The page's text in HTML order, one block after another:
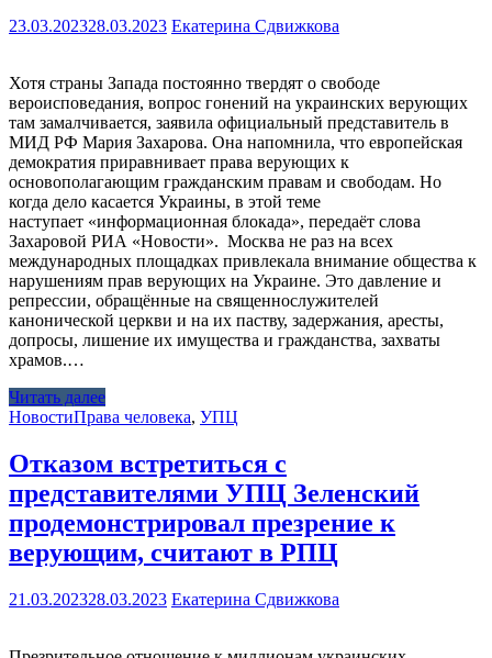
23.03.202328.03.2023 Екатерина Сдвижкова
Хотя страны Запада постоянно твердят о свободе
вероисповедания, вопрос гонений на украинских верующих
там замалчивается, заявила официальный представитель в
МИД РФ Мария Захарова. Она напомнила, что европейская
демократия приравнивает права верующих к
основополагающим гражданским правам и свободам. Но
когда дело касается Украины, в этой теме
наступает «информационная блокада», передаёт слова
Захаровой РИА «Новости». Москва не раз на всех
международных площадках привлекала внимание общества к
нарушениям прав верующих на Украине. Это давление и
репрессии, обращённые на священнослужителей
канонической церкви и на их паству, задержания, аресты,
допросы, лишение их имущества и гражданства, захваты
храмов.…
Читать далее
НовостиПрава человека, УПЦ
Отказом встретиться с
представителями УПЦ Зеленский
продемонстрировал презрение к
верующим, считают в РПЦ
21.03.202328.03.2023 Екатерина Сдвижкова